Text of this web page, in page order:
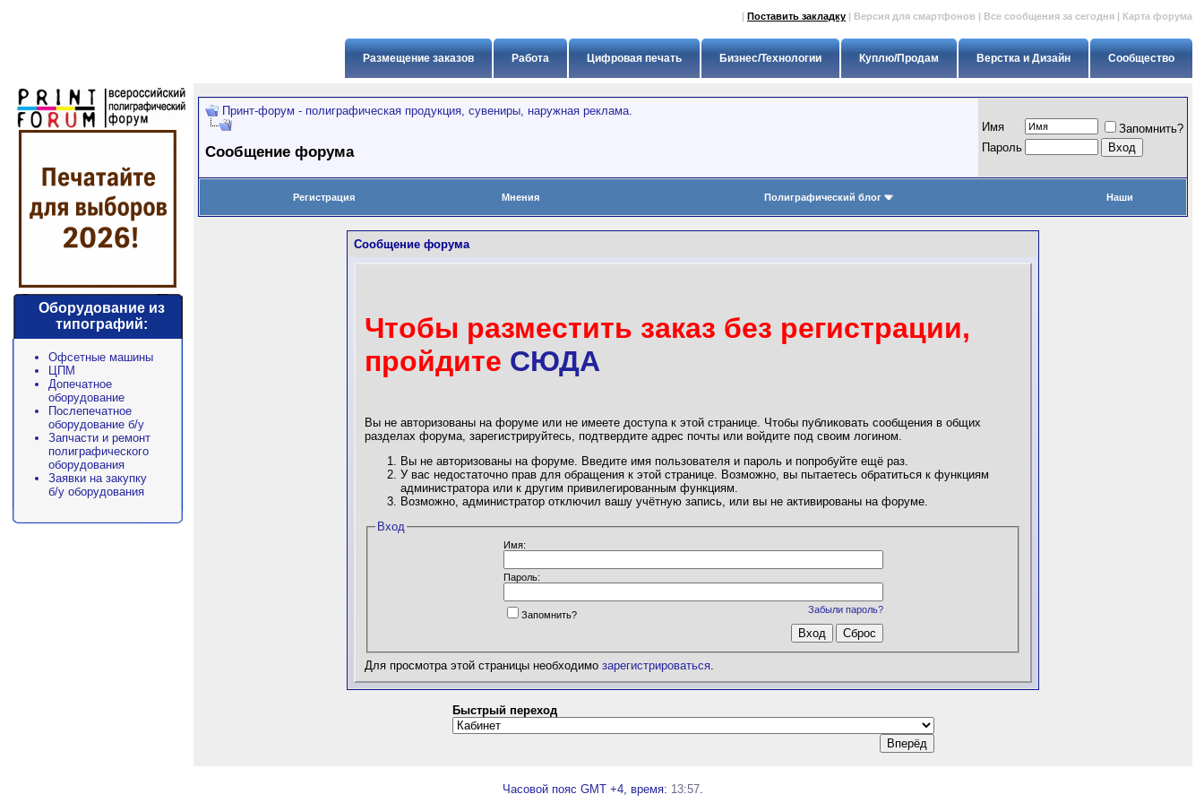
| Поставить закладку | Версия для смартфонов | Все сообщения за сегодня | Карта форума
Сообщество
Верстка и Дизайн
Куплю/Продам
Бизнес/Технологии
Цифровая печать
Работа
Размещение заказов
Оборудование из
типографий:
Офсетные машины
ЦПМ
Допечатное
оборудование
Послепечатное
оборудование б/у
Запчасти и ремонт
полиграфического
оборудования
Заявки на закупку
б/у оборудования
Принт-форум - полиграфическая продукция, сувениры, наружная реклама.
Сообщение форума
Имя
Запомнить?
Пapoль
Регистрация Мнения Полиграфический блог Наши
Сообщение форума
Чтобы разместить заказ без регистрации,
пройдите СЮДА
Вы не авторизованы на форуме или не имеете доступа к этой странице. Чтобы публиковать сообщения в общих
разделах форума, зарегистрируйтесь, подтвердите адрес почты или войдите под своим логином.
Вы не авторизованы на форуме. Введите имя пользователя и пароль и попробуйте ещё раз.
У вас недостаточно прав для обращения к этой странице. Возможно, вы пытаетесь обратиться к функциям
администратора или к другим привилегированным функциям.
Возможно, администратор отключил вашу учётную запись, или вы не активированы на форуме.
Вход
Имя:
Пapoль:
Забыли пароль?
Запомнить?
Для просмотра этой страницы необходимо зарегистрироваться
Быстрый переход
Часовой пояс GMT +4, время: 13:57.